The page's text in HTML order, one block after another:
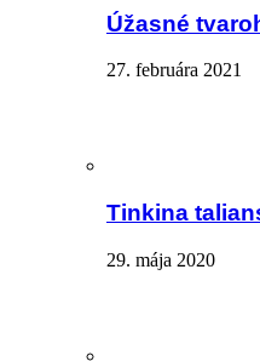
Úžasné
27. februára 2021
Tinkina
29. mája 2020